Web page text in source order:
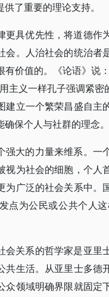
了重要的理论支持。
更具优先性，将道德
会。人治社会的统治
价值的。《论语》说
主义一样孔子强调紧密
建立一个繁荣昌盛自
保个人与社群的理念。
强大的力量来维系。一
视为社会的细胞，个
为广泛的社会关系中
点为公民或公共个人
会关系的哲学家是亚
共生活。从亚里士多
众领域明确界限就固